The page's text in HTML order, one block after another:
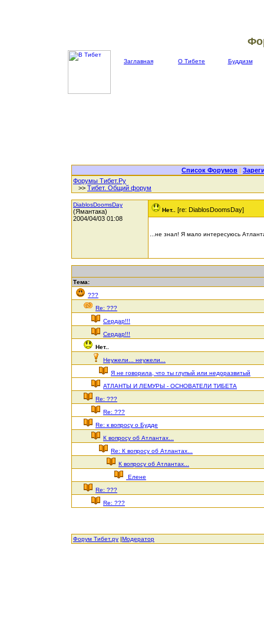
Заглавная О Тибете Буддизм
Список Форумов |
Форумы Тибет.Ру
>> Тибет. Общий форум
DiablosDoomsDay
(Ямантака)
2004/04/03 01:08
Нет.. [re: DiablosDoomsDay]
...не знал! Я мало интересуюсь
Тема:
???
Re: ???
Сердар!!!
Сердар!!!
Нет..
Неужели... неужели...
Я не говорила, что ты глупый или недоразвитый
АТЛАНТЫ И ЛЕМУРЫ - ОСНОВАТЕЛИ ТИБЕТА
Re: ???
Re: ???
Re: к вопросу о Будде
К вопросу об Атлантах...
Re: К вопросу об Атлантах...
К вопросу об Атлантах...
Елене
Re: ???
Re: ???
Форум Тибет.ру |Модератор